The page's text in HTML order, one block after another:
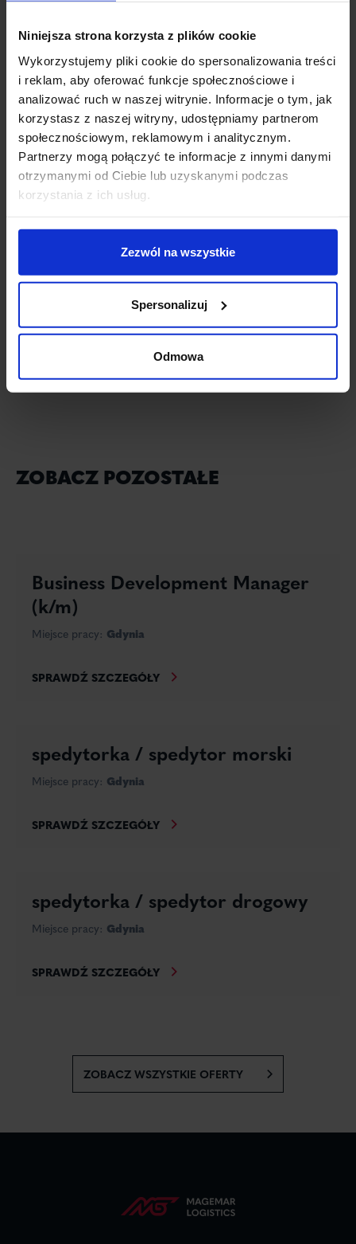
Niniejsza strona korzysta z plików cookie
Wykorzystujemy pliki cookie do spersonalizowania treści
i reklam, aby oferować funkcje społecznościowe i
analizować ruch w naszej witrynie. Informacje o tym, jak
korzystasz z naszej witryny, udostępniamy partnerom
społecznościowym, reklamowym i analitycznym.
Partnerzy mogą połączyć te informacje z innymi danymi
otrzymanymi od Ciebie lub uzyskanymi podczas
korzystania z ich usług.
Zezwól na wszystkie
Spersonalizuj
Odmowa
dopłatę do indywidualnego wypoczynku urlopowego w ramach
Zakładowego Funduszu Świadczeń Socjalnych (ZFŚS),
dostęp do prywatnej opieki medycznej w całości finansowany
przez pracodawcę,
dogodną lokalizację biura w centrum Gdyni,
dobrą atmosferę w pracy,
imprezy i wyjazdy integracyjne,
Osoby zainteresowane prosimy o przesyłanie aplikacji klikając w
przycisk aplikowania.
ZOBACZ POZOSTAŁE
Business Development Manager
(k/m)
Miejsce pracy: Gdynia
SPRAWDŹ SZCZEGÓŁY
spedytorka / spedytor morski
Miejsce pracy: Gdynia
SPRAWDŹ SZCZEGÓŁY
spedytorka / spedytor drogowy
Miejsce pracy: Gdynia
SPRAWDŹ SZCZEGÓŁY
ZOBACZ WSZYSTKIE OFERTY